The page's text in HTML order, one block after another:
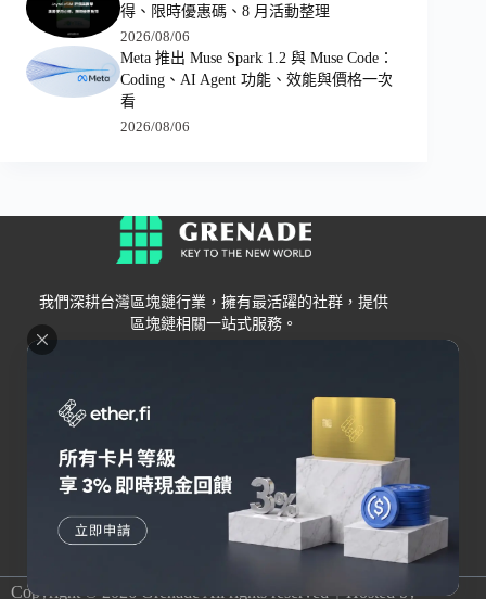
得、限時優惠碼、8 月活動整理
2026/08/06
Meta 推出 Muse Spark 1.2 與 Muse Code：
Coding、AI Agent 功能、效能與價格一次
看
2026/08/06
我們深耕台灣區塊鏈行業，擁有最活躍的社群，提供
區塊鏈相關一站式服務。
Grenade
關於我們
聯絡我們
錢包
交易所
Bybit
OKX
HOYA BIT
其他
Copyright © 2026 Grenade All rights reserved｜Hosted by